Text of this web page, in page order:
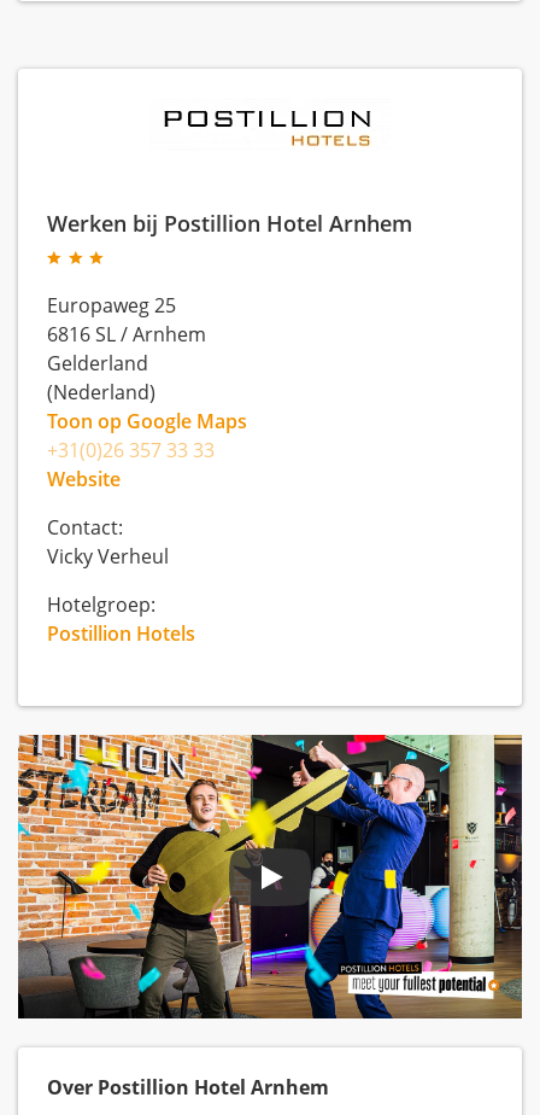
Werken bij Postillion Hotel Arnhem
Europaweg 25
6816 SL/Arnhem
Gelderland
(Nederland)
Toon op Google Maps
+31(0)26 357 33 33
Website
Contact:
Vicky Verheul
Hotelgroep:
Postillion Hotels
Over Postillion Hotel Arnhem